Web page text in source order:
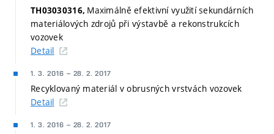
TH03030316, Maximálně efektivní využití sekundárních
materiálových zdrojů při výstavbě a rekonstrukcích
vozovek
Detail
1. 3. 2016 – 28. 2. 2017
Recyklovaný materiál v obrusných vrstvách vozovek
Detail
1. 3. 2016 – 28. 2. 2017